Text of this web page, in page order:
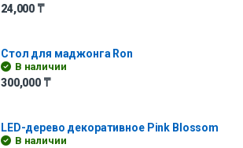
24,000 ₸
Стол для маджонга Ron
В наличии
300,000 ₸
LED-дерево декоративное Pink Blossom
В наличии